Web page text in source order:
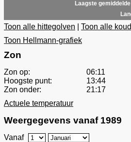
Laagste
Toon alle hittegolven
Toon alle
Toon Hellmann-grafiek
Zon
Zon op:
06:11
Hoogste punt:
13:44
Zon onder:
21:17
Actuele temperatuur
Weergegevens vanaf 1989
Vanaf